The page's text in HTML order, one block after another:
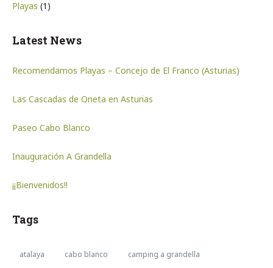
Playas (1)
Latest News
Recomendamos Playas – Concejo de El Franco (Asturias)
Las Cascadas de Oneta en Asturias
Paseo Cabo Blanco
Inauguración A Grandella
¡¡Bienvenidos!!
Tags
atalaya cabo blanco camping a grandella